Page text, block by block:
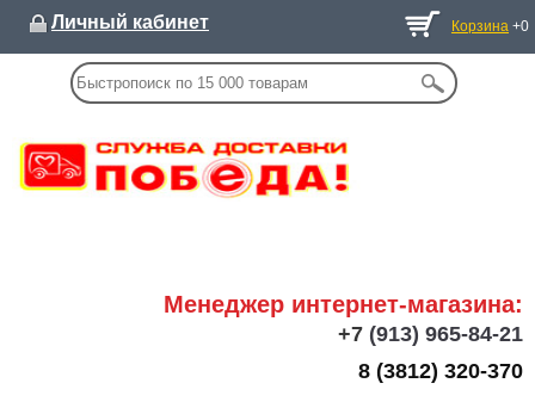
Личный кабинет Корзина +0
Менеджер интернет-магазина:
+7 (913) 965-84-21
8 (3812) 320-370